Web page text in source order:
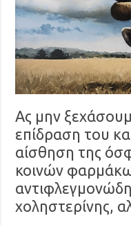
Ας μην
επίδραση του
αίσθηση της
κοινών
χοληστερίνης,